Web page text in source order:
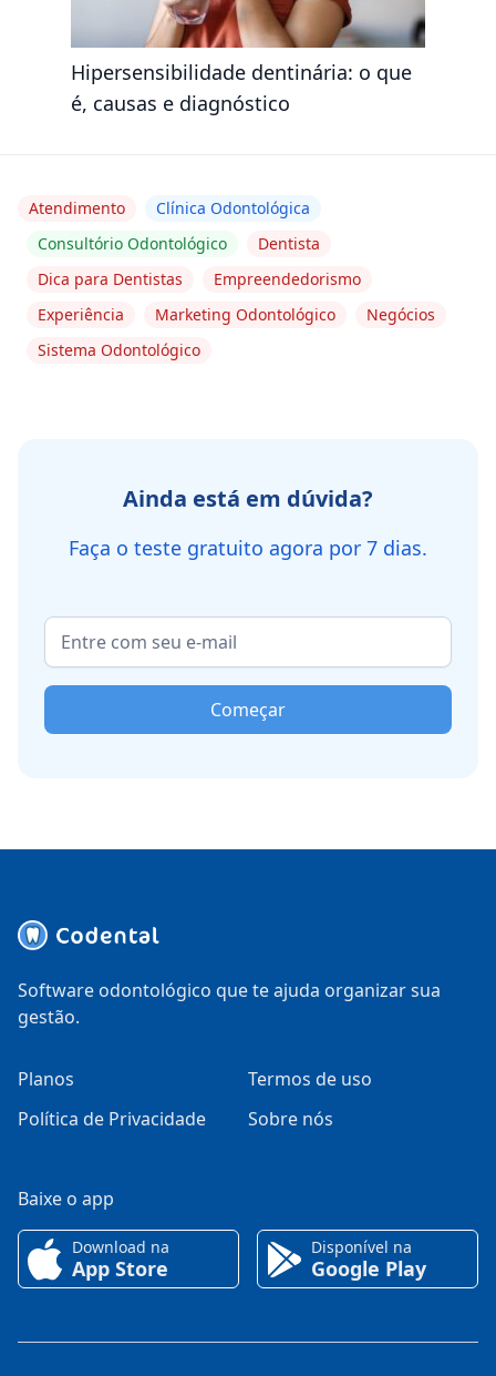
Hipersensibilidade dentinária: o que
é, causas e diagnóstico
Atendimento
Clínica Odontológica
Consultório Odontológico
Dentista
Dica para Dentistas
Empreendedorismo
Experiência
Marketing Odontológico
Negócios
Sistema Odontológico
Ainda está em dúvida?
Faça o teste gratuito agora por 7 dias.
Começar
Software odontológico que te ajuda organizar sua
gestão.
Planos
Termos de uso
Política de Privacidade
Sobre nós
Baixe o app
Download na
App Store
Disponível na
Google Play